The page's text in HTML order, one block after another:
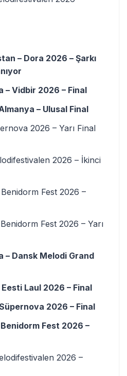
– Dora 2026 – Şarkı
– Vidbir 2026 – Final
– Ulusal Final
2026 – Yarı Final
2026 – İkinci
Fest 2026 –
Fest 2026 – Yarı
– Dansk Melodi Grand
Laul 2026 – Final
2026 – Final
Fest 2026 –
2026 –